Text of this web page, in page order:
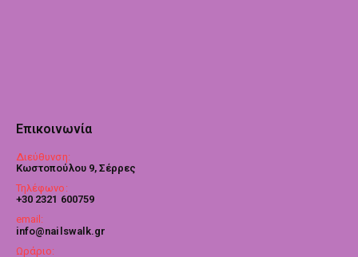
Επικοινωνία
Διεύθυνση:
Κωστοπούλου 9, Σέρρες
Τηλέφωνο:
+30 2321 600759
email:
info@nailswalk.gr
Ωράριο: